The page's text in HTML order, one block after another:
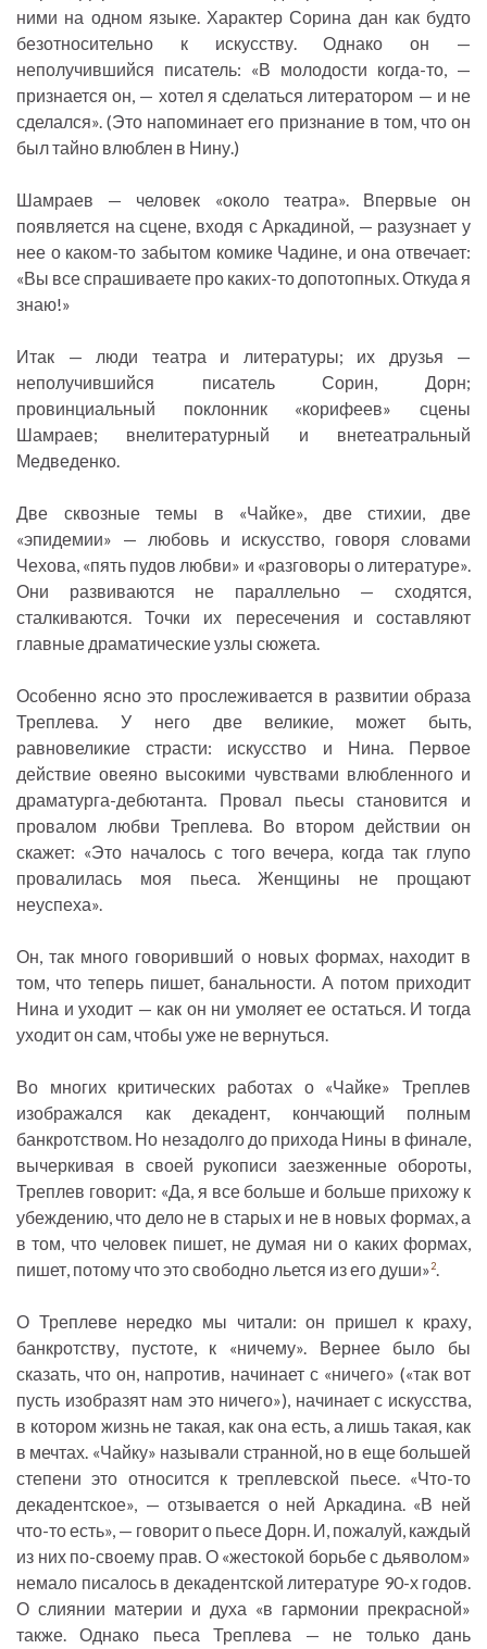
ними на одном языке. Характер Сорина дан как будто
безотносительно к искусству. Однако он —
неполучившийся писатель: «В молодости когда-то, —
признается он, — хотел я сделаться литератором — и не
сделался». (Это напоминает его признание в том, что он
был тайно влюблен в Нину.)
Шамраев — человек «около театра». Впервые он
появляется на сцене, входя с Аркадиной, — разузнает у
нее о каком-то забытом комике Чадине, и она отвечает:
«Вы все спрашиваете про каких-то допотопных. Откуда я
знаю!»
Итак — люди театра и литературы; их друзья —
неполучившийся писатель Сорин, Дорн;
провинциальный поклонник «корифеев» сцены
Шамраев; внелитературный и внетеатральный
Медведенко.
Две сквозные темы в «Чайке», две стихии, две
«эпидемии» — любовь и искусство, говоря словами
Чехова, «пять пудов любви» и «разговоры о литературе».
Они развиваются не параллельно — сходятся,
сталкиваются. Точки их пересечения и составляют
главные драматические узлы сюжета.
Особенно ясно это прослеживается в развитии образа
Треплева. У него две великие, может быть,
равновеликие страсти: искусство и Нина. Первое
действие овеяно высокими чувствами влюбленного и
драматурга-дебютанта. Провал пьесы становится и
провалом любви Треплева. Во втором действии он
скажет: «Это началось с того вечера, когда так глупо
провалилась моя пьеса. Женщины не прощают
неуспеха».
Он, так много говоривший о новых формах, находит в
том, что теперь пишет, банальности. А потом приходит
Нина и уходит — как он ни умоляет ее остаться. И тогда
уходит он сам, чтобы уже не вернуться.
Во многих критических работах о «Чайке» Треплев
изображался как декадент, кончающий полным
банкротством. Но незадолго до прихода Нины в финале,
вычеркивая в своей рукописи заезженные обороты,
Треплев говорит: «Да, я все больше и больше прихожу к
убеждению, что дело не в старых и не в новых формах, а
в том, что человек пишет, не думая ни о каких формах,
пишет, потому что это свободно льется из его души»2.
О Треплеве нередко мы читали: он пришел к краху,
банкротству, пустоте, к «ничему». Вернее было бы
сказать, что он, напротив, начинает с «ничего» («так вот
пусть изобразят нам это ничего»), начинает с искусства,
в котором жизнь не такая, как она есть, а лишь такая, как
в мечтах. «Чайку» называли странной, но в еще большей
степени это относится к треплевской пьесе. «Что-то
декадентское», — отзывается о ней Аркадина. «В ней
что-то есть», — говорит о пьесе Дорн. И, пожалуй, каждый
из них по-своему прав. О «жестокой борьбе с дьяволом»
немало писалось в декадентской литературе 90-х годов.
О слиянии материи и духа «в гармонии прекрасной»
также. Однако пьеса Треплева — не только дань